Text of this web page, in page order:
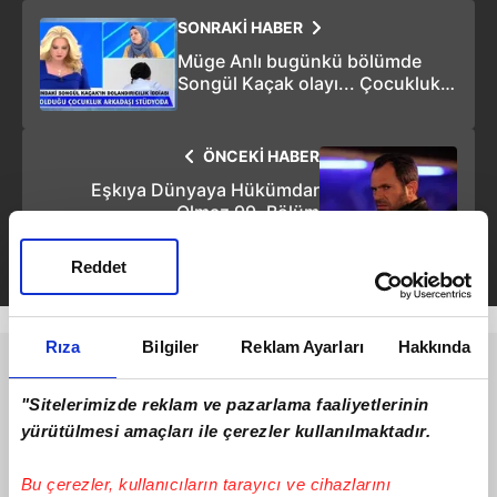
Rıza Bilgiler Reklam Ayarları Hakkında
"Sitelerimizde reklam ve pazarlama faaliyetlerinin
yürütülmesi amaçları ile çerezler kullanılmaktadır.
Bu çerezler, kullanıcıların tarayıcı ve cihazlarını
Reddet
SONRAKİ HABER
Müge Anlı bugünkü bölümde
Songül Kaçak olayı... Çocukluk
ÖNCEKİ HABER
Eşkıya Dünyaya Hükümdar
Olmaz 99. Bölüm